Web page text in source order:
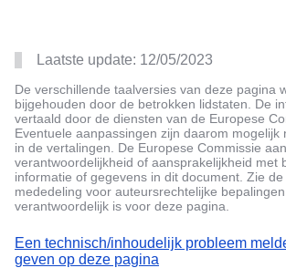
Laatste update: 12/05/2023
De verschillende taalversies van deze pagina
bijgehouden door de betrokken lidstaten. De
vertaald door de diensten van de Europese
Eventuele aanpassingen zijn daarom mogelijk
in de vertalingen. De Europese Commissie
verantwoordelijkheid of aansprakelijkheid met
informatie of gegevens in dit document. Zie de
mededeling voor auteursrechtelijke
verantwoordelijk is voor deze pagina.
Een technisch/inhoudelijk probleem
geven op deze pagina